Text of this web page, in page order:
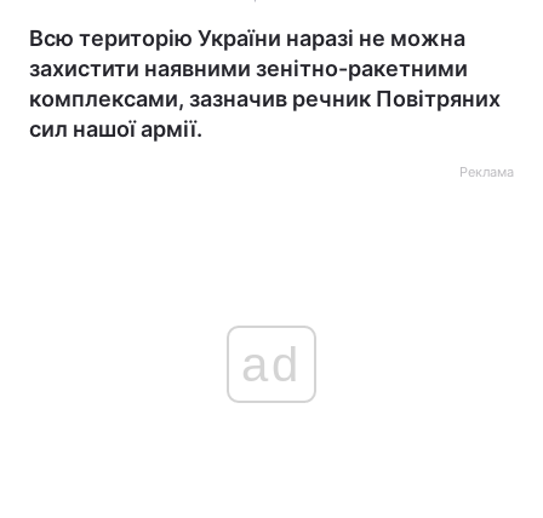
Всю територію України наразі не можна
захистити наявними зенітно-ракетними
комплексами, зазначив речник Повітряних
сил нашої армії.
Реклама
ad